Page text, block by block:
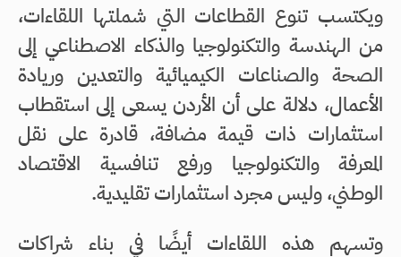
ويكتسب تنوع القطاعات التي شملتها اللقاءات،
من الهندسة والتكنولوجيا والذكاء الاصطناعي إلى
الصحة والصناعات الكيميائية والتعدين وريادة
الأعمال، دلالة على أن الأردن يسعى إلى استقطاب
استثمارات ذات قيمة مضافة، قادرة على نقل
المعرفة والتكنولوجيا ورفع تنافسية الاقتصاد
الوطني، وليس مجرد استثمارات تقليدية.
وتسهم هذه اللقاءات أيضًا في بناء شراكات